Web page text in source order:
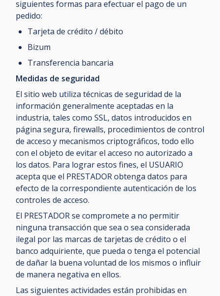
siguientes formas para efectuar el pago de un
pedido:
Tarjeta de crédito / débito
Bizum
Transferencia bancaria
Medidas de seguridad
El sitio web utiliza técnicas de seguridad de la
información generalmente aceptadas en la
industria, tales como SSL, datos introducidos en
página segura, firewalls, procedimientos de control
de acceso y mecanismos criptográficos, todo ello
con el objeto de evitar el acceso no autorizado a
los datos. Para lograr estos fines, el USUARIO
acepta que el PRESTADOR obtenga datos para
efecto de la correspondiente autenticación de los
controles de acceso.
El PRESTADOR se compromete a no permitir
ninguna transacción que sea o sea considerada
ilegal por las marcas de tarjetas de crédito o el
banco adquiriente, que pueda o tenga el potencial
de dañar la buena voluntad de los mismos o influir
de manera negativa en ellos.
Las siguientes actividades están prohibidas en